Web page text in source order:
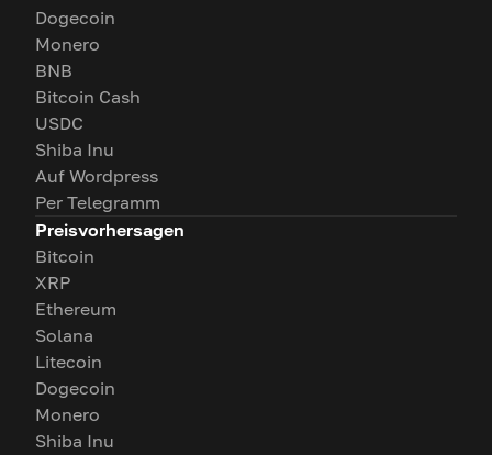
Dogecoin
Monero
BNB
Bitcoin Cash
USDC
Shiba Inu
Auf Wordpress
Per Telegramm
Preisvorhersagen
Bitcoin
XRP
Ethereum
Solana
Litecoin
Dogecoin
Monero
Shiba Inu